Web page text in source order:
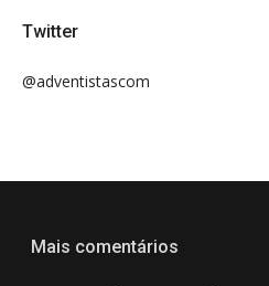
Twitter
@adventistascom
Mais comentários